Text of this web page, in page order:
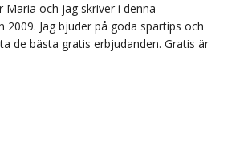
Maria och jag skriver i denna
2009. Jag bjuder på goda spartips och
de bästa gratis erbjudanden. Gratis är